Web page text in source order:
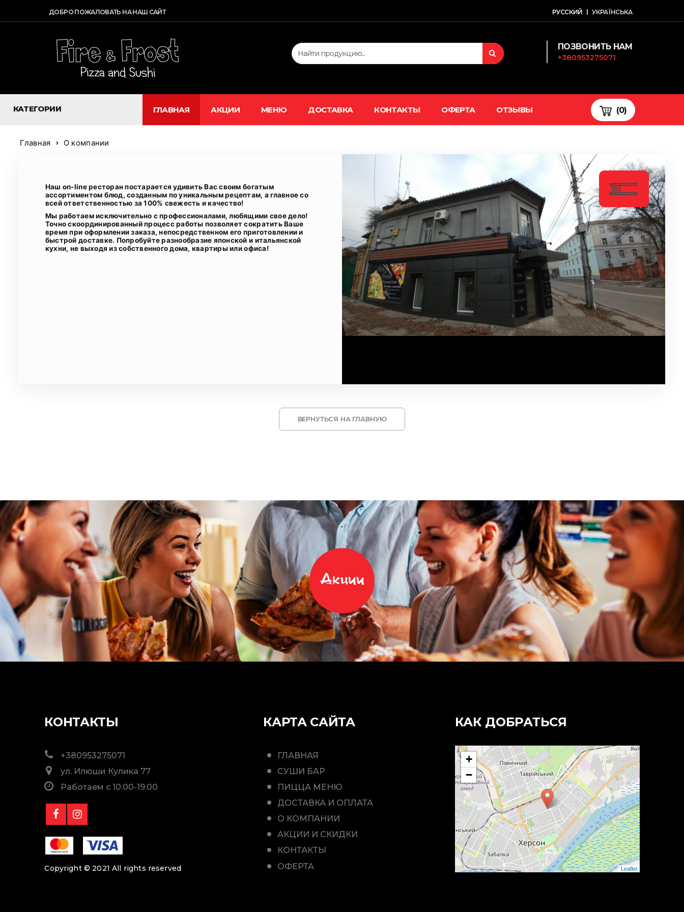
ДОБРО ПОЖАЛОВАТЬ НА НАШ САЙТ РУССКИЙ УКРАЇНСЬКА
ПОЗВОНИТЬ НАМ
+380953275071
КАТЕГОРИИ ГЛАВНАЯ АКЦИИ МЕНЮ ДОСТАВКА КОНТАКТЫ ОФЕРТА ОТЗЫВЫ (0)
Главная О компании
Наш on-line ресторан постарается удивить Вас своим богатым
ассортиментом блюд, созданным по уникальным рецептам, а главное со
всей ответственностью за 100% свежесть и качество!
Мы работаем исключительно с профессионалами, любящими свое дело!
Точно скоординированный процесс работы позволяет сократить Ваше
время при оформлении заказа, непосредственном его приготовлении и
быстрой доставке. Попробуйте разнообразие японской и итальянской
кухни, не выходя из собственного дома, квартиры или офиса!
ВЕРНУТЬСЯ НА ГЛАВНУЮ
Акции
КОНТАКТЫ
+380953275071
ул. Илюши Кулика 77
Работаем с 10:00-19:00
Copyright © 2021 All rights reserved
КАРТА САЙТА
ГЛАВНАЯ
СУШИ БАР
ПИЦЦА МЕНЮ
ДОСТАВКА И ОПЛАТА
О КОМПАНИИ
АКЦИИ И СКИДКИ
КОНТАКТЫ
ОФЕРТА
КАК ДОБРАТЬСЯ
+
−
Leaflet